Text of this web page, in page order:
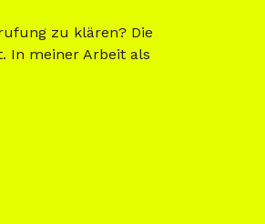
zu klären? Die
In meiner Arbeit als